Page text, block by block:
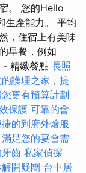
。 您的Hello
生產能力。 平均
，住宿上有美味
早餐，例如
- 精緻餐點 長照
護理之家，提
更有預算計劃
保護 可靠的會
的到府外燴服
足您的宴會需
齒 私家偵探
開疑團 台中居